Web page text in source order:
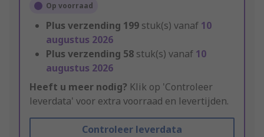
Op voorraad
Plus verzending 199 stuk(s) vanaf 10
augustus 2026
Plus verzending 58 stuk(s) vanaf 10
augustus 2026
Heeft u meer nodig? Klik op 'Controleer
leverdata' voor extra voorraad en levertijden.
Controleer leverdata